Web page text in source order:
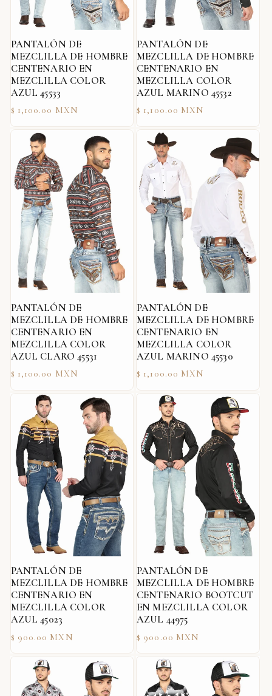
PANTALÓN DE
MEZCLILLA DE HOMBRE
CENTENARIO EN
MEZCLILLA COLOR
AZUL 45533
Precio
habitual
$ 1,100.00 MXN
PANTALÓN DE
MEZCLILLA DE HOMBRE
CENTENARIO EN
MEZCLILLA COLOR
AZUL MARINO 45532
Precio
habitual
$ 1,100.00 MXN
PANTALÓN DE
MEZCLILLA DE HOMBRE
CENTENARIO EN
MEZCLILLA COLOR
AZUL CLARO 45531
Precio
habitual
$ 1,100.00 MXN
PANTALÓN DE
MEZCLILLA DE HOMBRE
CENTENARIO EN
MEZCLILLA COLOR
AZUL MARINO 45530
Precio
habitual
$ 1,100.00 MXN
PANTALÓN DE
MEZCLILLA DE HOMBRE
CENTENARIO EN
MEZCLILLA COLOR
AZUL 45023
Precio
habitual
$ 900.00 MXN
PANTALÓN DE
MEZCLILLA DE HOMBRE
CENTENARIO BOOTCUT
EN MEZCLILLA COLOR
AZUL 44975
Precio
habitual
$ 900.00 MXN